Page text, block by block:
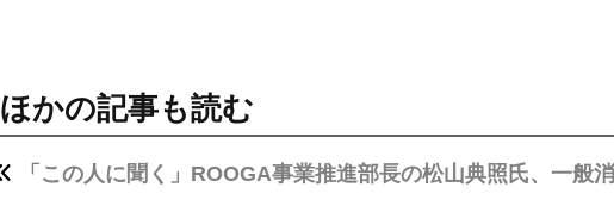
ほかの記事も読む
「この人に聞く」ROOGA事業推進部長の松山典照氏、一般